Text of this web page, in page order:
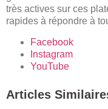
très actives sur ces
rapides à répondre à
Facebook
Instagram
YouTube
Articles